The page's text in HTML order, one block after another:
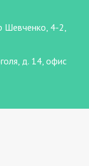
Шевченко, 4-2,
д. 14, офис